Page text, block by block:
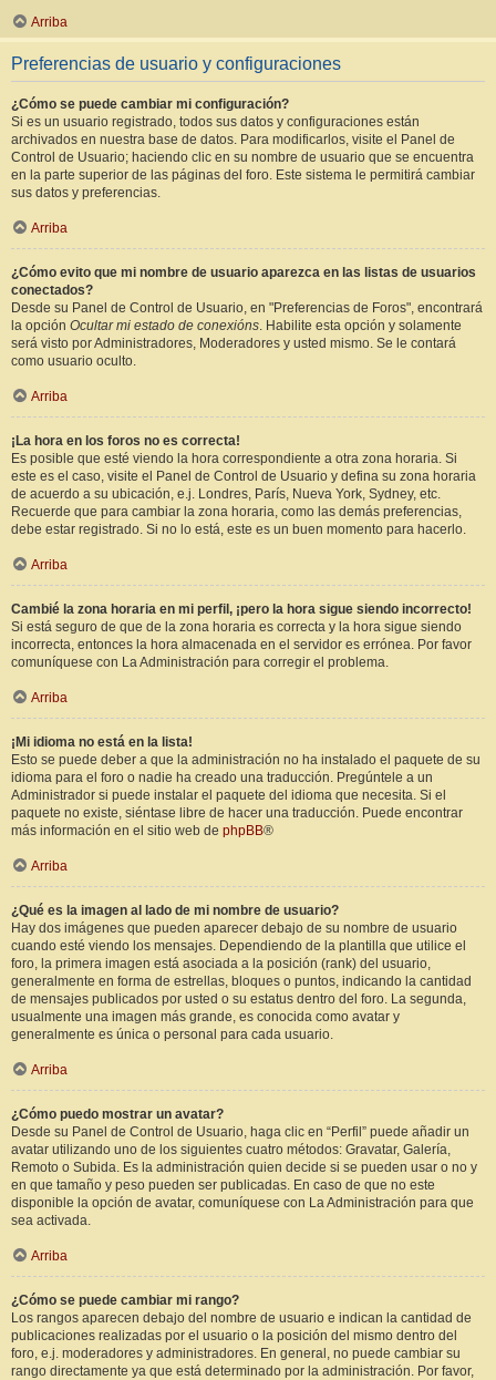
Arriba
Preferencias de usuario y configuraciones
¿Cómo se puede cambiar mi configuración?
Si es un usuario registrado, todos sus datos y configuraciones están
archivados en nuestra base de datos. Para modificarlos, visite el Panel de
Control de Usuario; haciendo clic en su nombre de usuario que se encuentra
en la parte superior de las páginas del foro. Este sistema le permitirá cambiar
sus datos y preferencias.
Arriba
¿Cómo evito que mi nombre de usuario aparezca en las listas de usuarios
conectados?
Desde su Panel de Control de Usuario, en "Preferencias de Foros", encontrará
la opción Ocultar mi estado de conexións. Habilite esta opción y solamente
será visto por Administradores, Moderadores y usted mismo. Se le contará
como usuario oculto.
Arriba
¡La hora en los foros no es correcta!
Es posible que esté viendo la hora correspondiente a otra zona horaria. Si
este es el caso, visite el Panel de Control de Usuario y defina su zona horaria
de acuerdo a su ubicación, e.j. Londres, París, Nueva York, Sydney, etc.
Recuerde que para cambiar la zona horaria, como las demás preferencias,
debe estar registrado. Si no lo está, este es un buen momento para hacerlo.
Arriba
Cambié la zona horaria en mi perfil, ¡pero la hora sigue siendo incorrecto!
Si está seguro de que de la zona horaria es correcta y la hora sigue siendo
incorrecta, entonces la hora almacenada en el servidor es errónea. Por favor
comuníquese con La Administración para corregir el problema.
Arriba
¡Mi idioma no está en la lista!
Esto se puede deber a que la administración no ha instalado el paquete de su
idioma para el foro o nadie ha creado una traducción. Pregúntele a un
Administrador si puede instalar el paquete del idioma que necesita. Si el
paquete no existe, siéntase libre de hacer una traducción. Puede encontrar
más información en el sitio web de phpBB®
Arriba
¿Qué es la imagen al lado de mi nombre de usuario?
Hay dos imágenes que pueden aparecer debajo de su nombre de usuario
cuando esté viendo los mensajes. Dependiendo de la plantilla que utilice el
foro, la primera imagen está asociada a la posición (rank) del usuario,
generalmente en forma de estrellas, bloques o puntos, indicando la cantidad
de mensajes publicados por usted o su estatus dentro del foro. La segunda,
usualmente una imagen más grande, es conocida como avatar y
generalmente es única o personal para cada usuario.
Arriba
¿Cómo puedo mostrar un avatar?
Desde su Panel de Control de Usuario, haga clic en “Perfil” puede añadir un
avatar utilizando uno de los siguientes cuatro métodos: Gravatar, Galería,
Remoto o Subida. Es la administración quien decide si se pueden usar o no y
en que tamaño y peso pueden ser publicadas. En caso de que no este
disponible la opción de avatar, comuníquese con La Administración para que
sea activada.
Arriba
¿Cómo se puede cambiar mi rango?
Los rangos aparecen debajo del nombre de usuario e indican la cantidad de
publicaciones realizadas por el usuario o la posición del mismo dentro del
foro, e.j. moderadores y administradores. En general, no puede cambiar su
rango directamente ya que está determinado por la administración. Por favor,